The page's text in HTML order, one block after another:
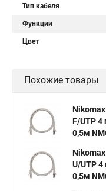
Тип кабеля
Функции
Цвет
Похожие товары
F/UTP 4
0,5м
U/UTP 4
0,5м